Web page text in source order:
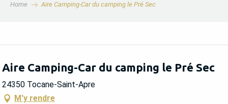
Home Aire Camping-Car du camping le Pré Sec
Aire Camping-Car du camping le Pré Sec
24350 Tocane-Saint-Apre
M'y rendre